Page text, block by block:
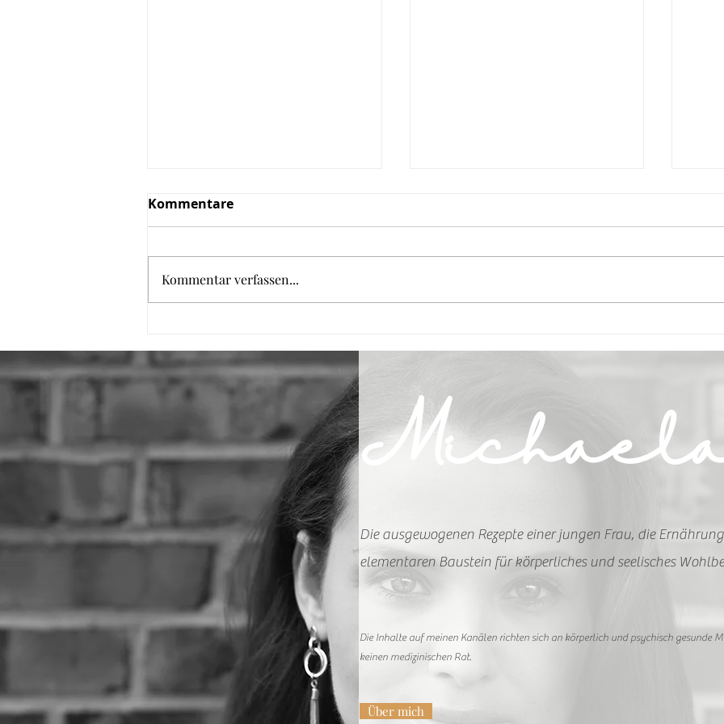
Backofen
Kommentare
Kommentar verfassen...
Die ausgewogenen Rezepte einer jungen Frau, die
elementaren Baustein für körperliches und seelisches
Die Inhalte auf meinen Kanälen richten sich an körperlich und psychisch gesunde
keinen medizinischen Rat.
Über mich